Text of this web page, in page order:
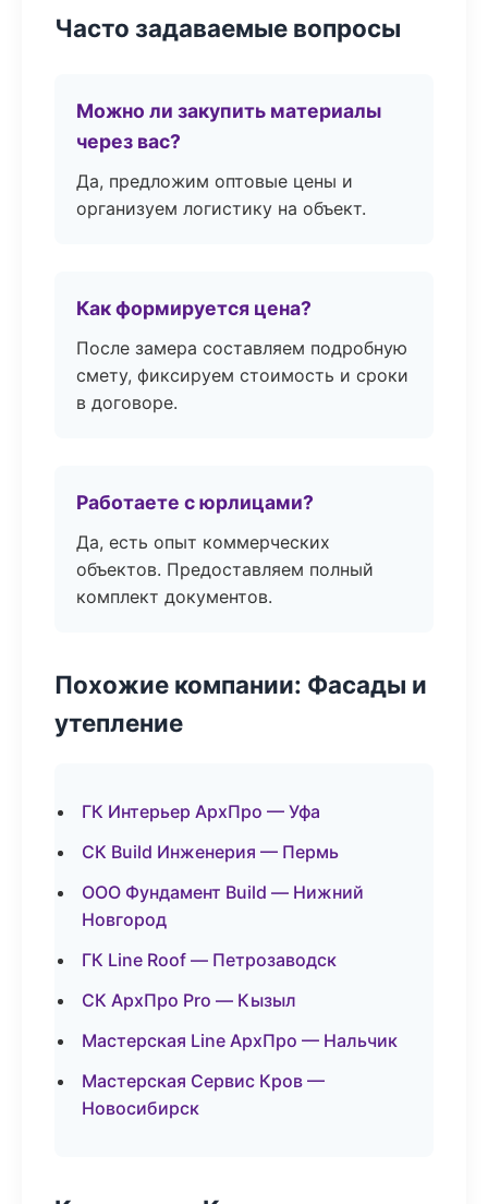
Часто задаваемые вопросы
Можно ли закупить материалы
через вас?
Да, предложим оптовые цены и
организуем логистику на объект.
Как формируется цена?
После замера составляем подробную
смету, фиксируем стоимость и сроки
в договоре.
Работаете с юрлицами?
Да, есть опыт коммерческих
объектов. Предоставляем полный
комплект документов.
Похожие компании: Фасады и
утепление
ГК Интерьер АрхПро — Уфа
СК Build Инженерия — Пермь
ООО Фундамент Build — Нижний
Новгород
ГК Line Roof — Петрозаводск
СК АрхПро Pro — Кызыл
Мастерская Line АрхПро — Нальчик
Мастерская Сервис Кров —
Новосибирск